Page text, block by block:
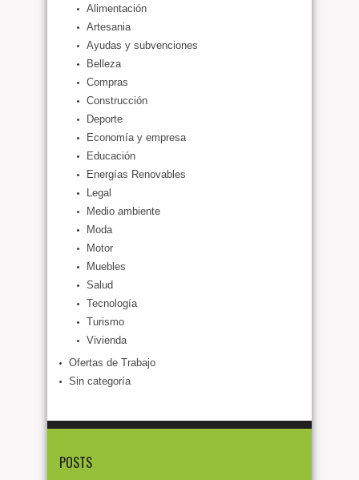
Alimentación
Artesania
Ayudas y subvenciones
Belleza
Compras
Construcción
Deporte
Economía y empresa
Educación
Energías Renovables
Legal
Medio ambiente
Moda
Motor
Muebles
Salud
Tecnología
Turismo
Vivienda
Ofertas de Trabajo
Sin categoría
POSTS